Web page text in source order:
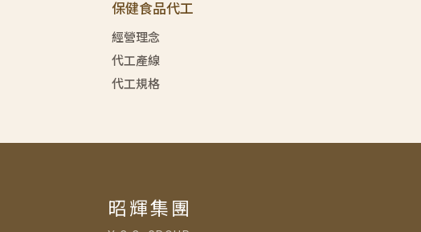
保健食品代工
經營理念
代工產線
代工規格
昭輝集團